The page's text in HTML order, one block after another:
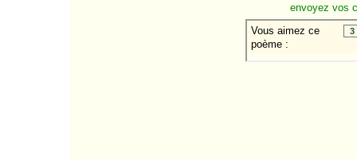
envoyez vos